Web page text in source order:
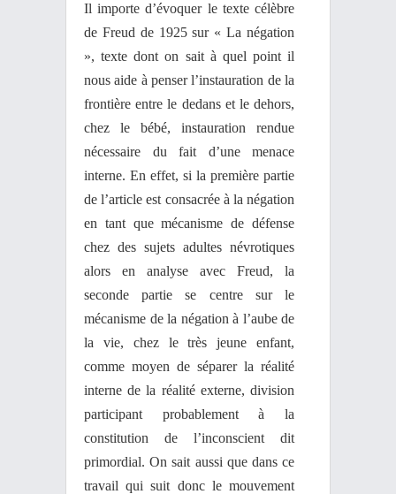
Il importe d’évoquer le texte célèbre
de Freud de 1925 sur « La négation
», texte dont on sait à quel point il
nous aide à penser l’instauration de la
frontière entre le dedans et le dehors,
chez le bébé, instauration rendue
nécessaire du fait d’une menace
interne. En effet, si la première partie
de l’article est consacrée à la négation
en tant que mécanisme de défense
chez des sujets adultes névrotiques
alors en analyse avec Freud, la
seconde partie se centre sur le
mécanisme de la négation à l’aube de
la vie, chez le très jeune enfant,
comme moyen de séparer la réalité
interne de la réalité externe, division
participant probablement à la
constitution de l’inconscient dit
primordial. On sait aussi que dans ce
travail qui suit donc le mouvement